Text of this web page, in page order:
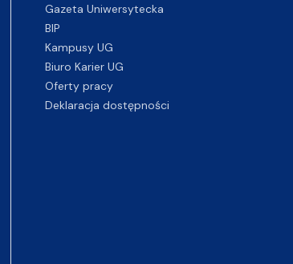
Gazeta Uniwersytecka
BIP
Kampusy UG
Biuro Karier UG
Oferty pracy
Deklaracja dostępności